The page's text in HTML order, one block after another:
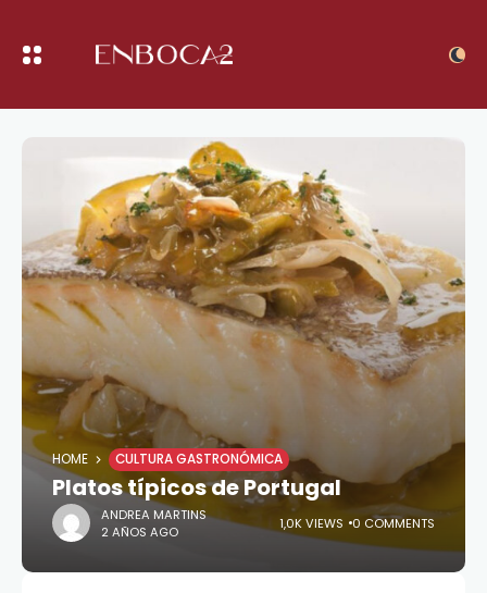
HOME CULTURA GASTRONÓMICA
Platos típicos de Portugal
ANDREA MARTINS
2 AÑOS AGO
1,0K VIEWS 0 COMMENTS